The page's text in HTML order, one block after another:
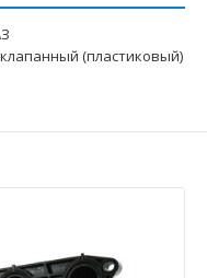
(пластиковый)